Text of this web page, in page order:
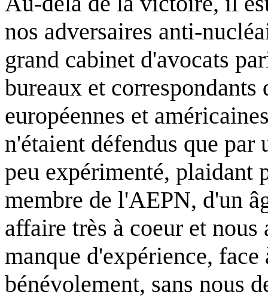
nos adversaires anti-
grand cabinet d'avocats
bureaux et
européennes et
n'étaient défendus que
peu expérimenté, plaidant
membre de l'AEPN, d'un
affaire très à coeur et
manque d'expérience,
bénévolement, sans nous